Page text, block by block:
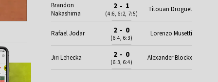
Brandon
Nakashima
2 - 1
(4:6, 6:2, 7:5)
Titouan Droguet
Rafael Jodar 2 - 0
(6:4, 6:3)
Lorenzo Musetti
Jiri Lehecka 2 - 0
(6:3, 6:4)
Alexander Blockx